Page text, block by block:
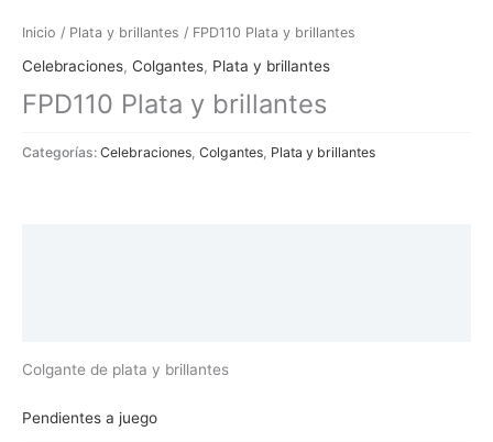
Inicio / Plata y brillantes / FPD110 Plata y brillantes
Celebraciones, Colgantes, Plata y brillantes
FPD110 Plata y brillantes
Categorías: Celebraciones Colgantes Plata y brillantes
Colgante de plata y brillantes
Pendientes a juego